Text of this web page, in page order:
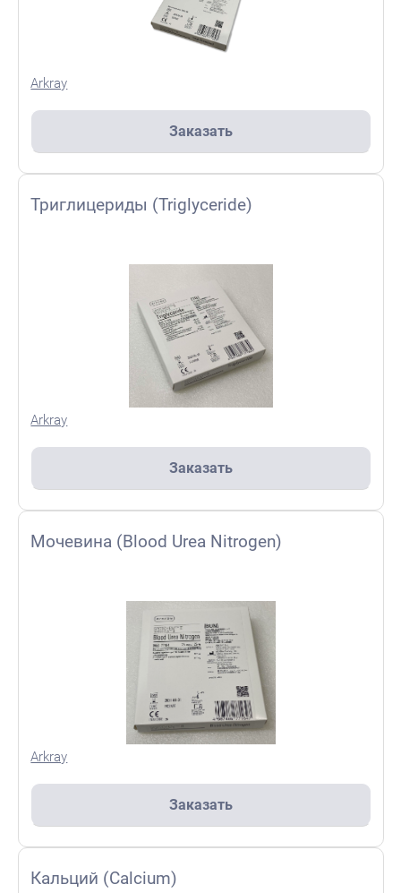
Arkray
Заказать
Триглицериды (Triglyceride)
Arkray
Заказать
Мочевина (Blood Urea Nitrogen)
Arkray
Заказать
Кальций (Calcium)